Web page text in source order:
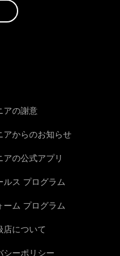
アの謝意
アからのお知らせ
アの公式アプリ
ルス プログラム
ーム プログラム
店について
シーポリシー